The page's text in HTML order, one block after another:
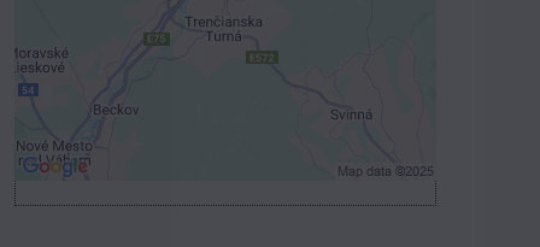
Povoliť a zapamätať - súhlas s druhom
cookie: Funkčné